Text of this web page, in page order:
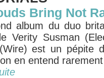
Bring Not
album du duo
Verity Susman
est un pépite
en entend